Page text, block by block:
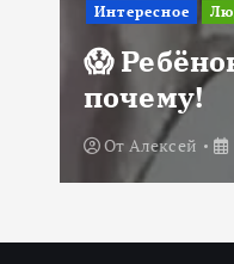
Интересное
😱
почему!
От Алексей